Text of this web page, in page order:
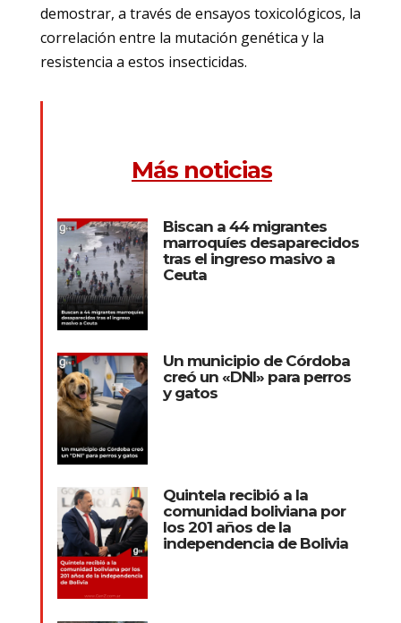
demostrar, a través de ensayos toxicológicos, la
correlación entre la mutación genética y la
resistencia a estos insecticidas.
Más noticias
Biscan a 44 migrantes
marroquíes desaparecidos
tras el ingreso masivo a
Ceuta
Un municipio de Córdoba
creó un «DNI» para perros
y gatos
Quintela recibió a la
comunidad boliviana por
los 201 años de la
independencia de Bolivia